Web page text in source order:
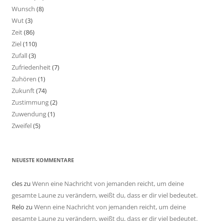
Wunsch (8)
Wut(3)
Zeit(86)
Ziel(110)
Zufall(3)
Zufriedenheit(7)
Zuhören (1)
Zukunft(74)
Zustimmung(2)
Zuwendung(1)
Zweifel(5)
NEUESTE KOMMENTARE
cleszu Wenn eine Nachricht von jemanden reicht, um deine
gesamte Laune zu verändern, weißt du, dass er dir viel bedeutet.
Relo zu Wenn eine Nachricht von jemanden reicht, um deine
gesamte Laune zu verändern, weißt du, dass er dir viel bedeutet.